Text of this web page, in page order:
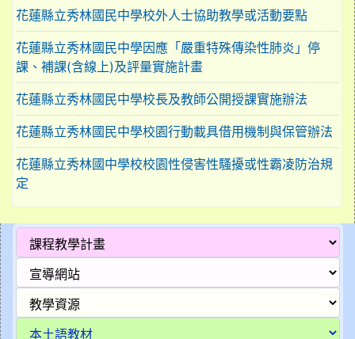
花蓮縣立秀林國民中學校外人士協助教學或活動要點
花蓮縣立秀林國民中學因應「嚴重特殊傳染性肺炎」停
課、補課(含線上)及評量實施計畫
花蓮縣立秀林國民中學校長及教師公開授課實施辦法
花蓮縣立秀林國民中學校園行動載具借用機制與保管辦法
花蓮縣立秀林國中學校校園性侵害性騷擾或性霸凌防治規
定